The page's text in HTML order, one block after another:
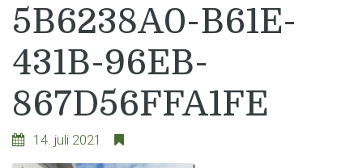
5B6238A0-B61E-
431B-96EB-
867D56FFA1FE
14. juli 2021